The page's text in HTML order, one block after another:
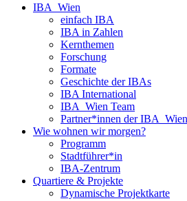
IBA_Wien
einfach IBA
IBA in Zahlen
Kernthemen
Forschung
Formate
Geschichte der IBAs
IBA International
IBA_Wien Team
Partner*innen der IBA_Wien
Wie wohnen wir morgen?
Programm
Stadtführer*in
IBA-Zentrum
Quartiere & Projekte
Dynamische Projektkarte